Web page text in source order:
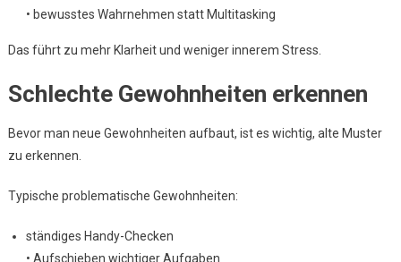
• bewusstes Wahrnehmen statt Multitasking
Das führt zu mehr Klarheit und weniger innerem Stress.
Schlechte Gewohnheiten erkennen
Bevor man neue Gewohnheiten aufbaut, ist es wichtig, alte Muster
zu erkennen.
Typische problematische Gewohnheiten:
ständiges Handy-Checken
• Aufschieben wichtiger Aufgaben